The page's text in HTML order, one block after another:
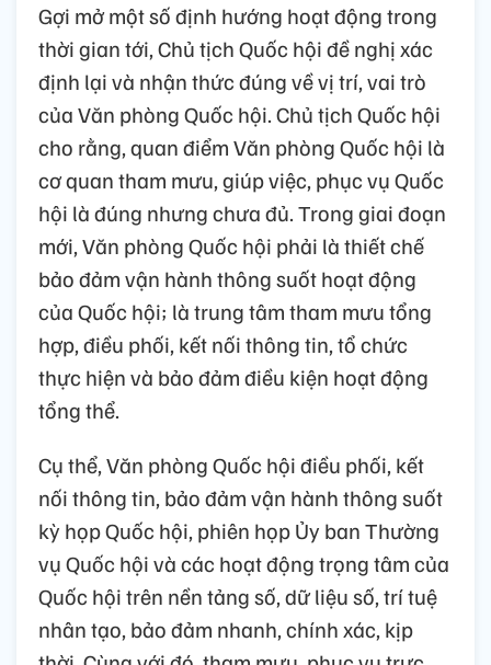
Gợi mở một số định hướng hoạt động trong
thời gian tới, Chủ tịch Quốc hội đề nghị xác
định lại và nhận thức đúng về vị trí, vai trò
của Văn phòng Quốc hội. Chủ tịch Quốc hội
cho rằng, quan điểm Văn phòng Quốc hội là
cơ quan tham mưu, giúp việc, phục vụ Quốc
hội là đúng nhưng chưa đủ. Trong giai đoạn
mới, Văn phòng Quốc hội phải là thiết chế
bảo đảm vận hành thông suốt hoạt động
của Quốc hội; là trung tâm tham mưu tổng
hợp, điều phối, kết nối thông tin, tổ chức
thực hiện và bảo đảm điều kiện hoạt động
tổng thể.
Cụ thể, Văn phòng Quốc hội điều phối, kết
nối thông tin, bảo đảm vận hành thông suốt
kỳ họp Quốc hội, phiên họp Ủy ban Thường
vụ Quốc hội và các hoạt động trọng tâm của
Quốc hội trên nền tảng số, dữ liệu số, trí tuệ
nhân tạo, bảo đảm nhanh, chính xác, kịp